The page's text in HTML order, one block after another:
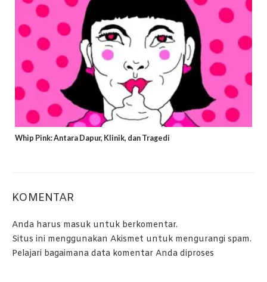
Whip Pink: Antara Dapur, Klinik, dan Tragedi
KOMENTAR
Anda harus masuk untuk berkomentar.
Situs ini menggunakan Akismet untuk mengurangi spam.
Pelajari bagaimana data komentar Anda diproses